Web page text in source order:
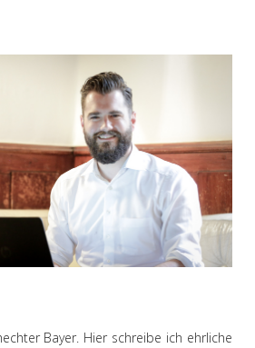
Bayer. Hier schreibe ich ehrliche